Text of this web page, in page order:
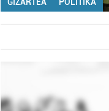
GIZARTEA POLITIKA